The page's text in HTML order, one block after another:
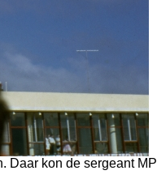
Daar kon de sergeant MP